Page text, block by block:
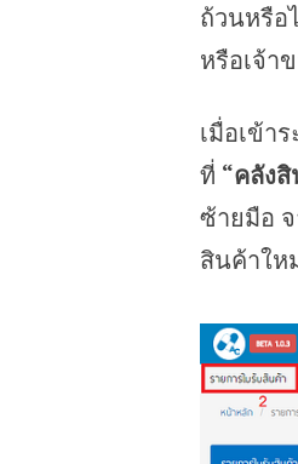
ถ้วนหรือ
หรือเจ้า
เมื่อเข้า
ที่ “คลัง
ซ้ายมือ
สินค้าให